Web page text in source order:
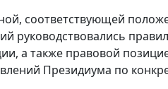
соответствующей
руководствовались
а также правовой
Президиума по